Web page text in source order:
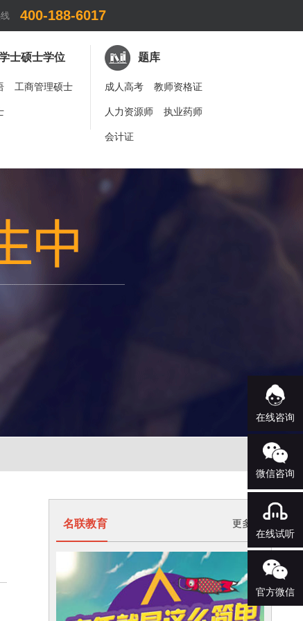
400-188-6017
士硕士学位
工商管理硕士
题库
成人高考 教师资格证
人力资源师 执业药师
会计证
名联教育 更多>
在线咨询
微信咨询
在线试听
官方微信